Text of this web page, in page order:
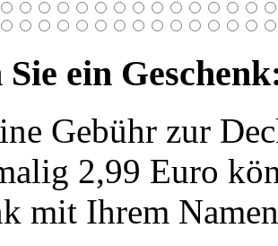
ein
Gebühr zur
2,99 Euro
mit Ihrem